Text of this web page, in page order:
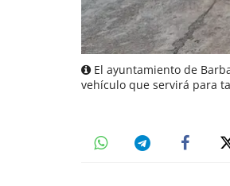
El ayuntamiento de
vehículo que servirá para